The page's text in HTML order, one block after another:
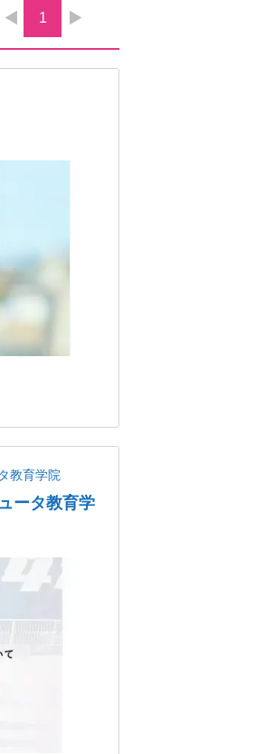
1
教育学院
ータ教育学